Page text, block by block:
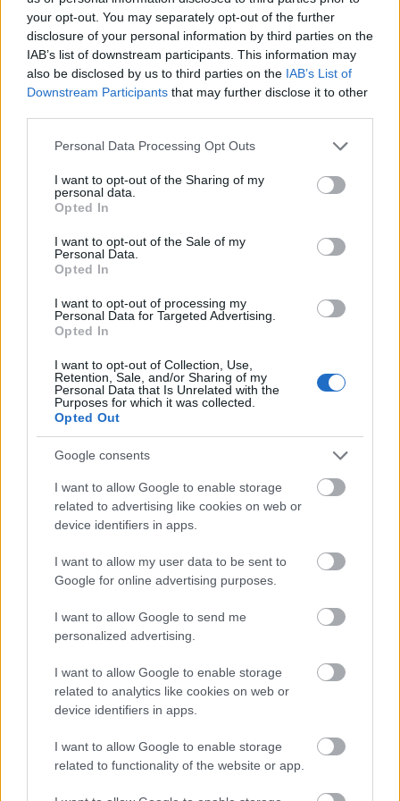
your opt-out. You may separately opt-out of the further
disclosure of your personal information by third parties on the
IAB’s list of downstream participants. This information may
also be disclosed by us to third parties on the IAB’s List of
Downstream Participants that may further disclose it to other
Please note that this website/app uses one or more Google
not limited to your visit or usage behaviour. You may click to
grant or deny consent to Google and its third-party tags to
use your data for below specified purposes in below Google
consent section.
Personal Data Processing Opt Outs
I want to opt-out of the Sharing of my
personal data.
Opted In
I want to opt-out of the Sale of my
Personal Data.
Opted In
I want to opt-out of processing my
Personal Data for Targeted Advertising.
Opted In
I want to opt-out of Collection, Use,
Retention, Sale, and/or Sharing of my
Personal Data that Is Unrelated with the
Purposes for which it was collected.
Opted Out
Google consents
I want to allow Google to enable storage
related to advertising like cookies on web or
device identifiers in apps.
I want to allow my user data to be sent to
Google for online advertising purposes.
I want to allow Google to send me
personalized advertising.
I want to allow Google to enable storage
related to analytics like cookies on web or
device identifiers in apps.
I want to allow Google to enable storage
related to functionality of the website or app.
ambientben.
Ebből már sejthető, hogy a Horhos ezen kevesek
közé sorolható. A szokásos kategóriákat hagyjuk is,
egyszerűen varázslatos ez a muzsika, sokadik
hallgatásra is elszáll az esélye, hogy megfejtsem, és
részleteiben, kivitelezésében próbáljam tetten érni.
Mert addig követhető, hogy effektezett gitárokat
pengetnek és az előállt hangokat hosszan kitartva
nyújtóznak a terek rengetegében, aztán már azon
kapom magam, hogy nem is érdekel semmi egyéb,
csak megint engedem magam beszippantódni.
Beszédes az album tematikája is, a címben jelzett
az emberélet útjának feléhez érést
szimbolizálja, amit aztán, mint tudjuk, követ a sötét
erdőbe jutás, a lélek sötét éjszakájában való
bolyongás és az abból való kiútkeresés. Már ha
addig eljutunk, mert ennek nincs köze sem
napszakhoz, sem pedig átlátható útkereséshez. Ez a
tapasztalatszerzés után főleg a feldolgozás ideje. Ez
a feldolgozás pedig valódi veszélyeket rejt, az
önismeret kényelmetlen élményét. De nem kell
megijedni, a Horhos zenéje a legkevésbé sem
kegyetlen, sőt, igen hallgatóbarát, minden csilingel
és finoman áramlik, a témák virágsziromként
bomlanak ki, fények és színek állnak össze képekké
és hangulatokká. Nem is csak az ambient zenékkel
rokon, de a nyolcvanas években született pasztell-
gitárzenékkel is, ám a dream-poptól jóval odébb
járunk – miközben akár ennek a lebegős műfajnak a
magas fokát is kijelölik. Persze náluk nincs semmi
elkenve, a modorosság és a (pop) műviség nem
szöveteiben ott rejtőznek az azonosulásra hívó jelek,
és ahogy mondtuk ritka élvezetes és hallgatóbarát,
csak hát ez az édes méz nem cseppen le sosem,
érdemes magunkkal vinni. Az őszinte önfelfedezés
tehát igen kényes dolog, ám aki nem kívánja a
veszélyekkel teli utat járni, hallgathatja műfaj tiszta